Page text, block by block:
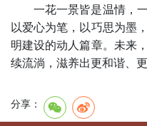
一花一景皆是温情，
以爱心为笔，以巧思为墨
明建设的动人篇章。未来
续流淌，滋养出更和谐、更
分享：